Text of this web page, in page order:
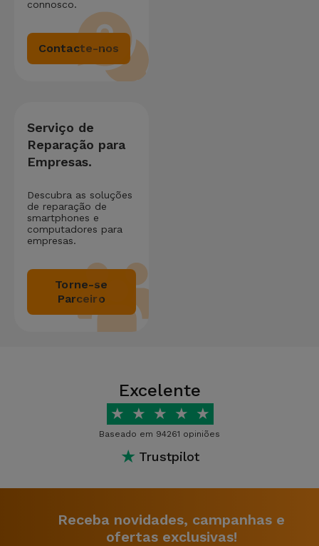
connosco.
Contacte-nos
Serviço de
Reparação para
Empresas.
Descubra as soluções
de reparação de
smartphones e
computadores para
empresas.
Torne-se
Parceiro
Excelente
★ ★ ★ ★ ★
Baseado em 94261 opiniões
★ Trustpilot
Receba novidades, campanhas e
ofertas exclusivas!